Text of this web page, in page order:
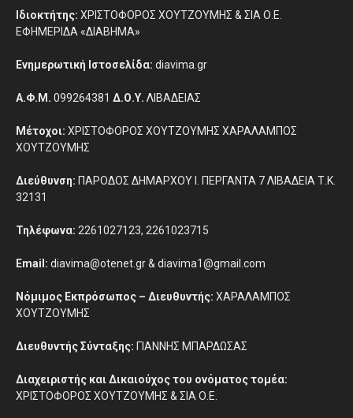
Ιδιοκτήτης: ΧΡΙΣΤΟΦΟΡΟΣ ΧΟΥΤΖΟΥΜΗΣ & ΣΙΑ Ο.Ε.
ΕΦΗΜΕΡΙΔΑ «ΔΙΑΒΗΜΑ»
Ενημερωτική Ιστοσελίδα: diavima.gr
Α.Φ.Μ. 099264381 Δ.Ο.Υ. ΛΙΒΑΔΕΙΑΣ
Μέτοχοι: ΧΡΙΣΤΟΦΟΡΟΣ ΧΟΥΤΖΟΥΜΗΣ ΧΑΡΑΛΑΜΠΟΣ
ΧΟΥΤΖΟΥΜΗΣ
Διεύθυνση: ΠΑΡΟΔΟΣ ΔΗΜΑΡΧΟΥ Ι. ΠΕΡΓΑΝΤΑ 7 ΛΙΒΑΔΕΙΑ Τ.Κ.
32131
Τηλέφωνα: 2261027123, 2261023715
Email: diavima@otenet.gr & diavima1@gmail.com
Νόμιμος Εκπρόσωπος – Διευθυντής: ΧΑΡΑΛΑΜΠΟΣ
ΧΟΥΤΖΟΥΜΗΣ
Διευθυντής Σύνταξης: ΓΙΑΝΝΗΣ ΜΠΑΡΔΩΣΑΣ
Διαχειριστής και Δικαιούχος του ονόματος τομέα:
ΧΡΙΣΤΟΦΟΡΟΣ ΧΟΥΤΖΟΥΜΗΣ & ΣΙΑ Ο.Ε.